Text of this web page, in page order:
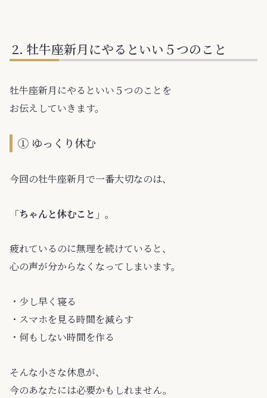
牡牛座新月にやるといい５つのこと
牡牛座新月にやるといい５つのことを
お伝えしていきます。
① ゆっくり休む
今回の牡牛座新月で一番大切なのは、
「ちゃんと休むこと」。
疲れているのに無理を続けていると、
心の声が分からなくなってしまいます。
・少し早く寝る
・スマホを見る時間を減らす
・何もしない時間を作る
そんな小さな休息が、
今のあなたには必要かもしれません。